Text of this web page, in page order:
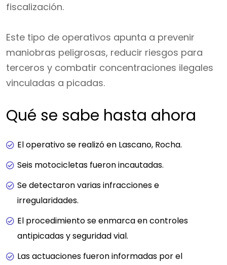
fiscalización.
Este tipo de operativos apunta a prevenir
maniobras peligrosas, reducir riesgos para
terceros y combatir concentraciones ilegales
vinculadas a picadas.
Qué se sabe hasta ahora
El operativo se realizó en Lascano, Rocha.
Seis motocicletas fueron incautadas.
Se detectaron varias infracciones e
irregularidades.
El procedimiento se enmarca en controles
antipicadas y seguridad vial.
Las actuaciones fueron informadas por el